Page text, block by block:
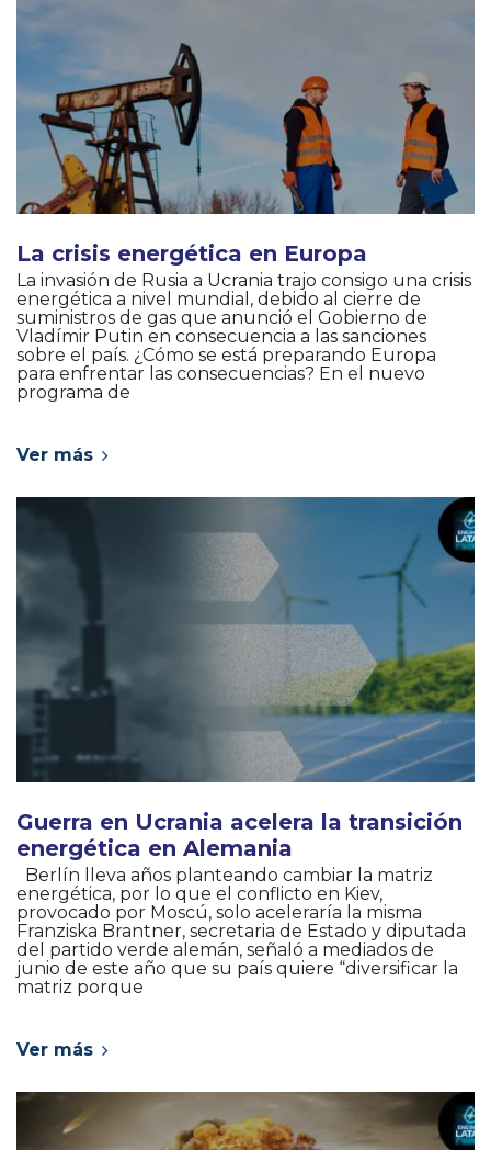
La crisis energética en Europa
La invasión de Rusia a Ucrania trajo consigo una crisis
energética a nivel mundial, debido al cierre de
suministros de gas que anunció el Gobierno de
Vladímir Putin en consecuencia a las sanciones
sobre el país. ¿Cómo se está preparando Europa
para enfrentar las consecuencias? En el nuevo
programa de
Ver más
Guerra en Ucrania acelera la transición
energética en Alemania
Berlín lleva años planteando cambiar la matriz
energética, por lo que el conflicto en Kiev,
provocado por Moscú, solo aceleraría la misma
Franziska Brantner, secretaria de Estado y diputada
del partido verde alemán, señaló a mediados de
junio de este año que su país quiere “diversificar la
matriz porque
Ver más